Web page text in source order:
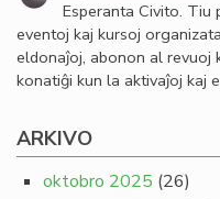
Esperanta Civito.
eventoj kaj kursoj
eldonaĵoj, abonon al revuoj
konatiĝi kun la aktivaĵoj kaj
ARKIVO
oktobro 2025 (26)